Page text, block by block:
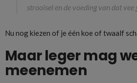
strooisel en de voeding van dat vee
Nu nog kiezen of je één koe of twaalf
Maar leger mag
meenemen